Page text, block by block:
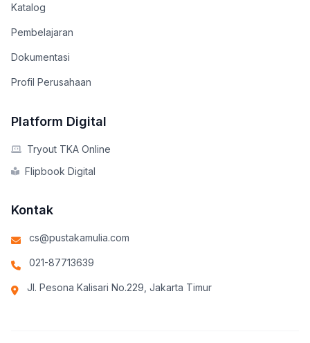
Katalog
Pembelajaran
Dokumentasi
Profil Perusahaan
Platform Digital
Tryout TKA Online
Flipbook Digital
Kontak
cs@pustakamulia.com
021-87713639
Jl. Pesona Kalisari No.229, Jakarta Timur